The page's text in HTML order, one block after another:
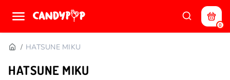
0
HATSUNE MIKU
HATSUNE MIKU